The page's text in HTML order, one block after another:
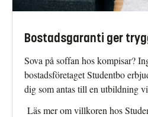
Bostadsgaranti ger
Sova på soffan hos kompisar?
bostadsföretaget Studentbo
dig som antas till en utbildning
Läs mer om villkoren hos